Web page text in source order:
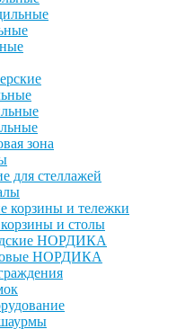
зона
для стеллажей
корзины и тележки
и столы
НОРДИКА
НОРДИКА